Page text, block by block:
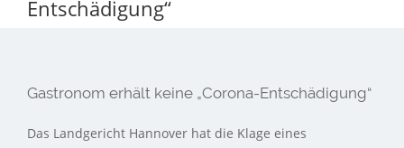
Entschädigung“
Gastronom erhält keine „Corona-Entschädigung“
Das Landgericht Hannover hat die Klage eines